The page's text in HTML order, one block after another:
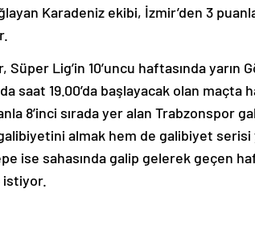
Karadeniz ekibi, İzmir’den 3
Süper Lig’in 10’uncu haftasında yarın
saat 19.00’da başlayacak olan maçta
8’inci sırada yer alan Trabzonspor
almak hem de galibiyet serisi
ise sahasında galip gelerek geçen